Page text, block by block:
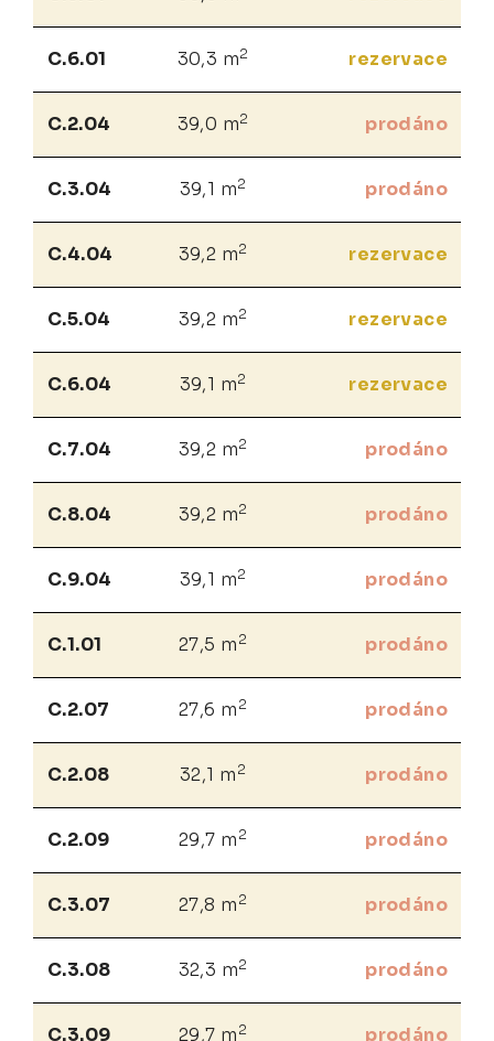
C.6.01 30,3 m2 rezervace
C.2.04 39,0 m2 prodáno
C.3.04 39,1 m2 prodáno
C.4.04 39,2 m2 rezervace
C.5.04 39,2 m2 rezervace
C.6.04 39,1 m2 rezervace
C.7.04 39,2 m2 prodáno
C.8.04 39,2 m2 prodáno
C.9.04 39,1 m2 prodáno
C.1.01 27,5 m 2 prodáno
C.2.07 27,6 m 2 prodáno
C.2.08 32,1 m 2 prodáno
C.2.09 29,7 m 2 prodáno
C.3.07 27,8 m 2 prodáno
C.3.08 32,3 m2 prodáno
C.3.09 29,7 m 2 prodáno